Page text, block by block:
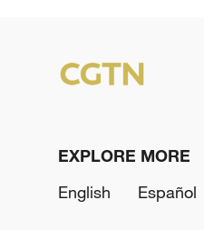
EXPLORE MORE
English
Español